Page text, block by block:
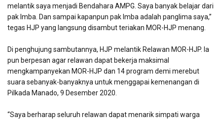
melantik saya menjadi Bendahara AMPG. Saya banyak belajar dari
pak Imba. Dan sampai kapanpun pak Imba adalah panglima saya,”
tegas HJP yang langsung disambut teriakan MOR-HJP menang.
Di penghujung sambutannya, HJP melantik Relawan MOR-HJP. Ia
pun berpesan agar relawan dapat bekerja maksimal
mengkampanyekan MOR-HJP dan 14 program demi merebut
suara sebanyak-banyaknya untuk menggapai kemenangan di
Pilkada Manado, 9 Desember 2020.
“Saya berharap seluruh relawan dapat menarik simpati warga